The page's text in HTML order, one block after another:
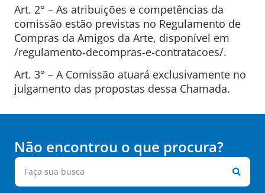
Art. 2° – As atribuições e competências da
comissão estão previstas no Regulamento de
Compras da Amigos da Arte, disponível em
/regulamento-decompras-e-contratacoes/.
Art. 3° – A Comissão atuará exclusivamente no
julgamento das propostas dessa Chamada.
Não encontrou o que procura?